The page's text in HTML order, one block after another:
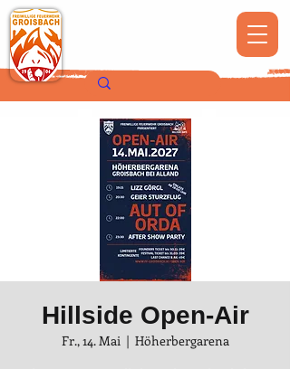
Hillside Open-Air
Fr., 14. Mai
  |
Höherbergarena